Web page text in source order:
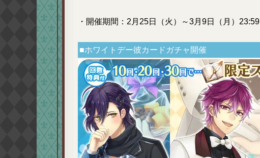
・開催期間：2月25日（火）～3月9日（月）23:59
■ホワイトデー彼カードガチャ開催